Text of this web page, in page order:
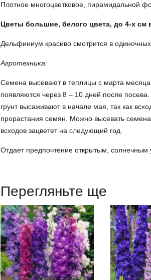
Плотное многоцветковое, пирамидальной
Цветы большие, белого цвета, до 4-х см
Дельфиниум красиво смотрится в
Агротехника:
Семена высевают в теплицы с марта
появляются через 8 – 10 дней после
грунт высаживают в начале мая, так как
прорастания семян. Можно высевать
всходов зацветет на следующий год.
Отдает предпочтение открытым,
Перегляньте ще